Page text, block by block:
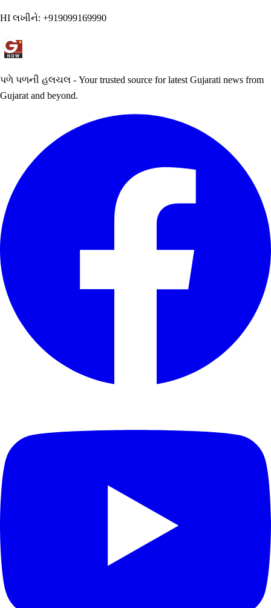
HI લખીને: +919099169990
પળે પળની હલચલ - Your trusted source for latest Gujarati news from
Gujarat and beyond.